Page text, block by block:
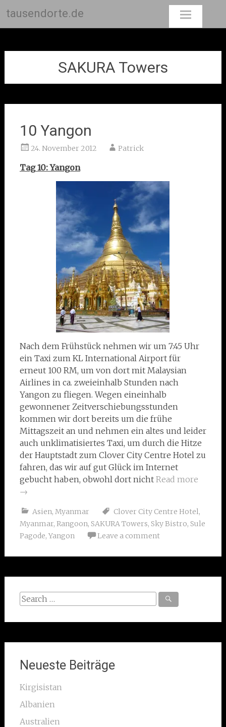
tausendorte.de
SAKURA Towers
10 Yangon
24. November 2012 Patrick
Tag 10: Yangon
Nach dem Frühstück nehmen wir um 7:45 Uhr
ein Taxi zum KL International Airport für
erneut 100 RM, um von dort mit Malaysian
Airlines in ca. zweieinhalb Stunden nach
Yangon zu fliegen. Wegen eineinhalb
gewonnener Zeitverschiebungsstunden
kommen wir dort bereits um die frühe
Mittagszeit an und nehmen ein altes und leider
auch unklimatisiertes Taxi, um durch die Hitze
der Hauptstadt zum Clover City Centre Hotel zu
fahren, das wir auf gut Glück im Internet
gebucht haben, obwohl dort nicht Read more
→
Asien, Myanmar Clover City Centre Hotel,
Myanmar, Rangoon, SAKURA Towers, Sky Bistro, Sule
Pagode, Yangon Leave a comment
Search
Neueste Beiträge
Kirgisistan
Albanien
Australien